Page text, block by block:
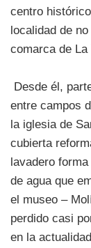
centro
localidad de
comarca de La
Desde él,
entre campos
la iglesia de
cubierta
lavadero
de agua que
el museo –
perdido casi
en la